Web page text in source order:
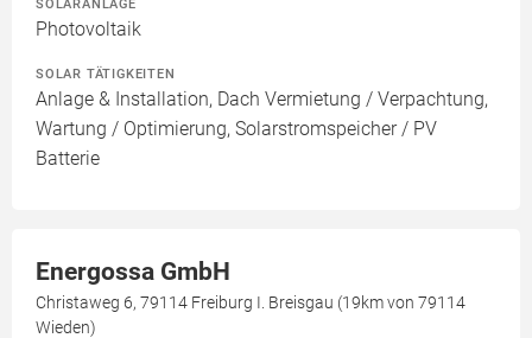
Photovoltaik
SOLAR TÄTIGKEITEN
Anlage & Installation, Dach Vermietung / Verpachtung,
Wartung / Optimierung, Solarstromspeicher / PV
Batterie
Energossa GmbH
Christaweg 6, 79114 Freiburg I. Breisgau (19km von 79114
Wieden)